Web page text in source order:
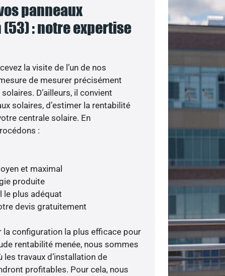
panneaux
: notre expertise
la visite de l’un de nos
de mesurer précisément
D’ailleurs, il convient
solaires, d’estimer la rentabilité
centrale solaire. En
:
et maximal
produite
le plus adéquat
devis gratuitement
configuration la plus efficace pour
rentabilité menée, nous sommes
travaux d’installation de
profitables. Pour cela, nous